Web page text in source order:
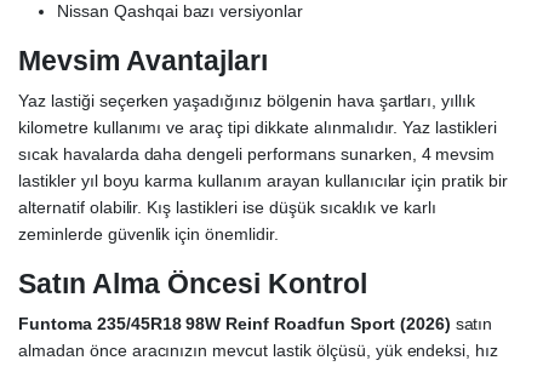
Nissan Qashqai bazı versiyonlar
Mevsim Avantajları
Yaz lastiği seçerken yaşadığınız bölgenin hava şartları, yıllık
kilometre kullanımı ve araç tipi dikkate alınmalıdır. Yaz lastikleri
sıcak havalarda daha dengeli performans sunarken, 4 mevsim
lastikler yıl boyu karma kullanım arayan kullanıcılar için pratik bir
alternatif olabilir. Kış lastikleri ise düşük sıcaklık ve karlı
zeminlerde güvenlik için önemlidir.
Satın Alma Öncesi Kontrol
Funtoma 235/45R18 98W Reinf Roadfun Sport (2026) satın
almadan önce aracınızın mevcut lastik ölçüsü, yük endeksi, hız